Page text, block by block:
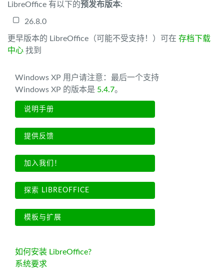
LibreOffice 有以下的预发布版本:
26.8.0
更早版本的 LibreOffice（可能不受支持！）可在 存档下载
中心 找到
Windows XP 用户请注意：最后一个支持
Windows XP 的版本是 5.4.7。
说明手册
提供反馈
加入我们！
探索 LIBREOFFICE
模板与扩展
如何安装 LibreOffice?
系统要求